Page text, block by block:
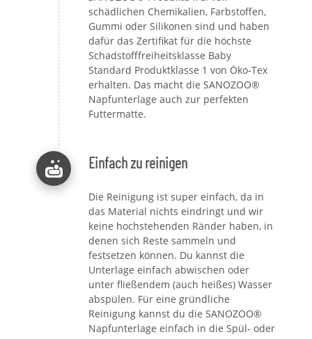
schädlichen Chemikalien, Farbstoffen,
Gummi oder Silikonen sind und haben
dafür das Zertifikat für die höchste
Schadstofffreiheitsklasse Baby
Standard Produktklasse 1 von Öko-Tex
erhalten. Das macht die SANOZOO®
Napfunterlage auch zur perfekten
Futtermatte.
Einfach zu reinigen
Die Reinigung ist super einfach, da in
das Material nichts eindringt und wir
keine hochstehenden Ränder haben, in
denen sich Reste sammeln und
festsetzen können. Du kannst die
Unterlage einfach abwischen oder
unter fließendem (auch heißes) Wasser
abspülen. Für eine gründliche
Reinigung kannst du die SANOZOO®
Napfunterlage einfach in die Spül- oder